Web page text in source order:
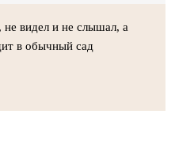
не видел и не слышал, а
в обычный сад